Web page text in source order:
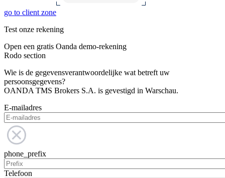
go to client zone
Test onze rekening
Open een gratis Oanda demo-rekening
Rodo section
Wie is de gegevensverantwoordelijke wat betreft uw
persoonsgegevens?
OANDA TMS Brokers S.A. is gevestigd in Warschau.
E-mailadres
phone_prefix
Telefoon